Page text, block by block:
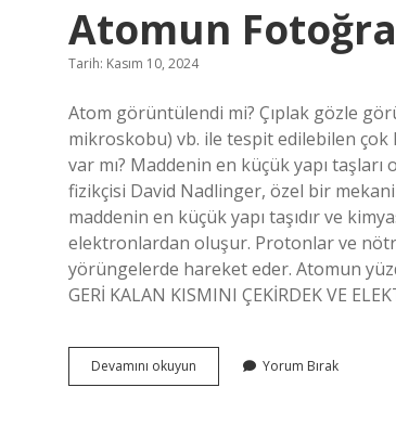
Atomun
Tarih: Kasım 10, 2024
Atom görüntülendi mi? Çıplak gözle
mikroskobu) vb. ile tespit edilebilen çok
var mı? Maddenin en küçük yapı
fizikçisi David Nadlinger, özel bir
maddenin en küçük yapı taşıdır ve
elektronlardan oluşur. Protonlar ve
yörüngelerde hareket eder. Atomun
GERİ KALAN KISMINI ÇEKİRDEK VE
Devamını okuyun Atomun
Fotoğrafı
Yorum Bırak